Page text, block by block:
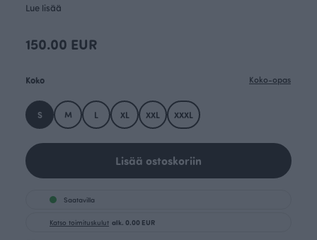
Lue lisää
150.00 EUR
Koko Koko-opas
S M L XL XXL XXXL
Lisää ostoskoriin
Saatavilla
Katso toimituskulut alk. 0.00 EUR